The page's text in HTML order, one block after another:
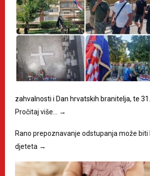
zahvalnosti i Dan hrvatskih branitelja, te 31.
Pročitaj više…
→
Rano prepoznavanje odstupanja može biti
djeteta →